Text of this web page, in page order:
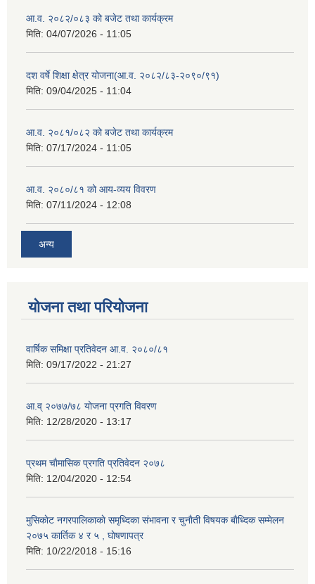
आ.व. २०८२/०८३ को बजेट तथा कार्यक्रम
मिति: 04/07/2026 - 11:05
दश वर्षे शिक्षा क्षेत्र योजना(आ.व. २०८२/८३-२०९०/९१)
मिति: 09/04/2025 - 11:04
आ.व. २०८१/०८२ को बजेट तथा कार्यक्रम
मिति: 07/17/2024 - 11:05
आ.व. २०८०/८१ को आय-व्यय विवरण
मिति: 07/11/2024 - 12:08
अन्य
योजना तथा परियोजना
वार्षिक समिक्षा प्रतिवेदन आ.व. २०८०/८१
मिति: 09/17/2022 - 21:27
आ.व् २०७७/७८ योजना प्रगति विवरण
मिति: 12/28/2020 - 13:17
प्रथम चाैमासिक प्रगति प्रतिवेदन २०७८
मिति: 12/04/2020 - 12:54
मुसिकाेट नगरपालिकाकाे समृध्दिका संभावना र चुनाैती विषयक बाैध्दिक सम्मेलन
२०७५ कार्तिक ४ र ५ , घाेषणापत्र
मिति: 10/22/2018 - 15:16